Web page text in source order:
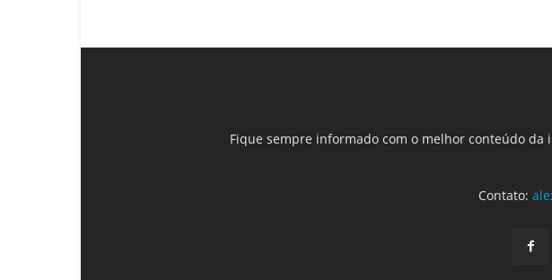
Fique sempre informado com o melhor conteúdo da
Contato: